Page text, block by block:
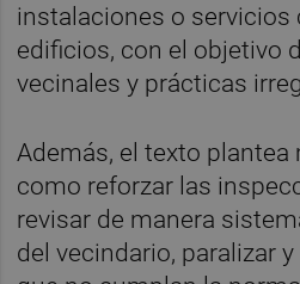
instalaciones o servicios
edificios, con el objetivo
vecinales y prácticas
Además, el texto
como reforzar las
revisar de manera
del vecindario, paralizar